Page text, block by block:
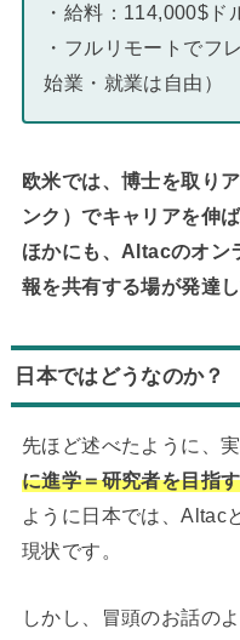
・給料：114,000$ド
・フルリモートでフ
始業・就業は自由）
欧米では、博士を取り
ンク）でキャリアを伸
ほかにも、Altacのオン
報を共有する場が発達し
日本ではどうなのか？
先ほど述べたように、
に進学＝研究者を目指
ように日本では、Altac
現状です。
しかし、冒頭のお話の